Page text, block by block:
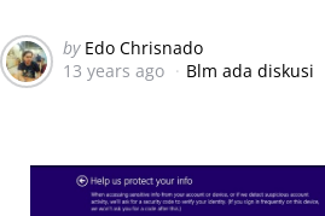
Posted
by
by Edo Chrisnado
13 years ago
Blm ada diskusi